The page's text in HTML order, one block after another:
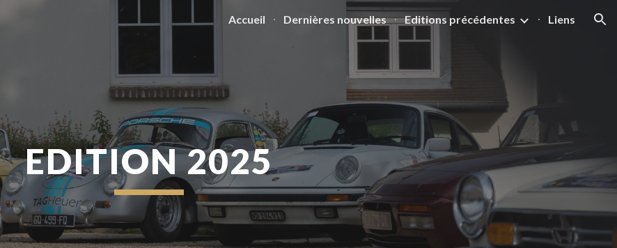
Skip to navigation
Accueil Dernières nouvelles Editions précédentes Liens
EDITION 2025